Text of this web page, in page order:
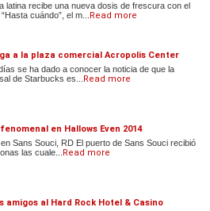
latina recibe una nueva dosis de frescura con el
cuándo”, el m...
Read more
a la plaza comercial Acropolis Center
se ha dado a conocer la noticia de que la
de Starbucks es...
Read more
en Hallows Even 2014
Sans Souci, RD El puerto de Sans Souci recibió
las cuale...
Read more
amigos al Hard Rock Hotel & Casino